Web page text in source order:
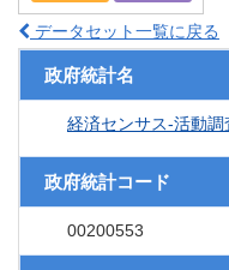
データセット一覧に戻る
政府統計名
経済センサス‐活動調
政府統計コード
00200553